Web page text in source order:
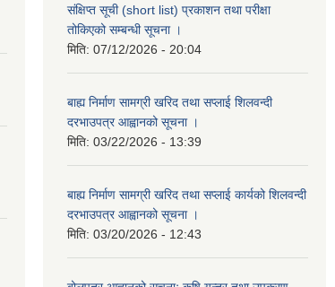
संक्षिप्त सूची (short list) प्रकाशन तथा परीक्षा
तोकिएको सम्बन्धी सूचना ।
मिति: 07/12/2026 - 20:04
बाह्य निर्माण सामग्री खरिद तथा सप्लाई शिलवन्दी
दरभाउपत्र आह्वानको सूचना ।
मिति: 03/22/2026 - 13:39
बाह्य निर्माण सामग्री खरिद तथा सप्लाई कार्यको शिलवन्दी
दरभाउपत्र आह्वानको सूचना ।
मिति: 03/20/2026 - 12:43